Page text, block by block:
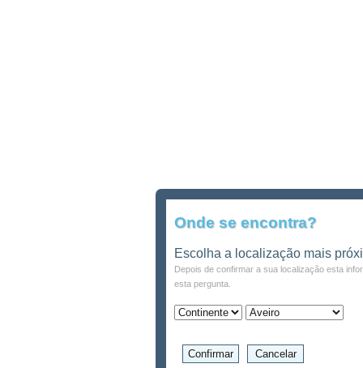
Onde se encontra?
Escolha a localização mais
Depois de confirmar a sua localização esta
esta pergunta.